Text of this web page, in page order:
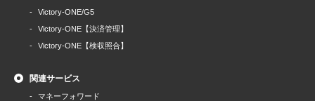
Victory-ONE/G5
Victory-ONE【決済管理】
Victory-ONE【検収照合】
関連サービス
マネーフォワード